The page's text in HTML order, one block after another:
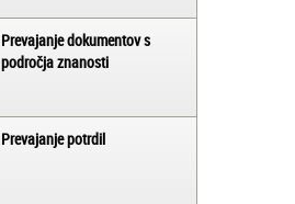
Prevajanje dokumentov s
področja znanosti
Prevajanje potrdil